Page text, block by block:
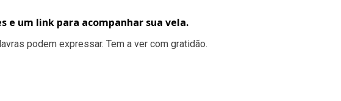
e um link para acompanhar sua vela.
podem expressar. Tem a ver com gratidão.